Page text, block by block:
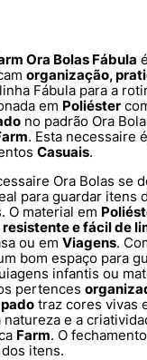
Ora Bolas Fábula
organização,
Fábula para a
em Poliéster
no padrão Ora
. Esta necessaire
Casuais.
Ora Bolas se
para guardar itens
O material em
resistente e fácil de
ou em Viagens.
bom espaço para
infantis ou
pertences
traz cores vivas
e a
Farm. O
dos itens.